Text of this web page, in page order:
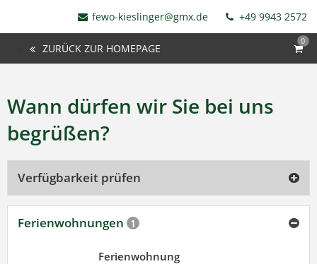
fewo-kieslinger@gmx.de +49 9943 2572
0
ZURÜCK ZUR HOMEPAGE
Wann dürfen wir Sie bei uns
begrüßen?
Verfügbarkeit prüfen
Ferienwohnungen 1
Ferienwohnung